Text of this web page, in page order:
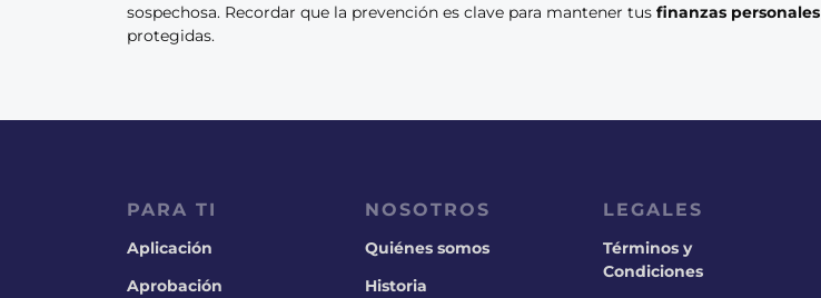
sospechosa. Recordar que la prevención es clave para mantener tus finanzas personales
protegidas.
PARA TI
Aplicación
Aprobación
NOSOTROS
Quiénes somos
Historia
LEGALES
Términos y
Condiciones